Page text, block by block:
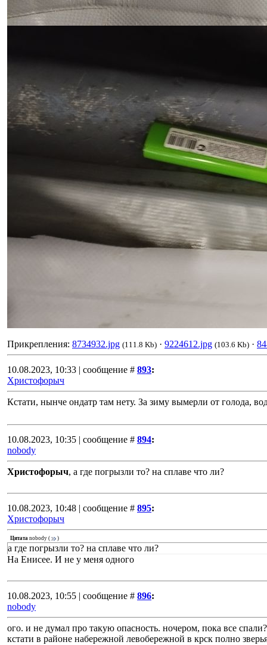
Прикрепления: 8734932.jpg (111.8 Kb) · 9224612.jpg (103.6 Kb) ·
10.08.2023, 10:33 | сообщение # 893:
Христофорыч
Кстати, нынче ондатр там нету. За зиму вымерли от голода,
10.08.2023, 10:35 | сообщение # 894:
nobody
Христофорыч, а где погрызли то? на сплаве что ли?
10.08.2023, 10:48 | сообщение # 895:
Христофорыч
Цитата nobody ( )
а где погрызли то? на сплаве что ли?
На Енисее. И не у меня одного
10.08.2023, 10:55 | сообщение # 896:
nobody
ого. и не думал про такую опасность. ночером, пока все спали?
кстати в районе набережной левобережной в крск полно